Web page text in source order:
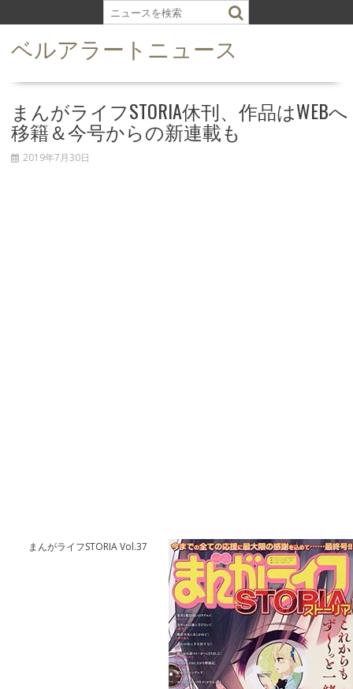
k
ベルアラートニュース
まんがライフSTORIA休刊、作品はWEBへ
移籍＆今号からの新連載も
2019年7月30日
まんがライフSTORIA Vol.37